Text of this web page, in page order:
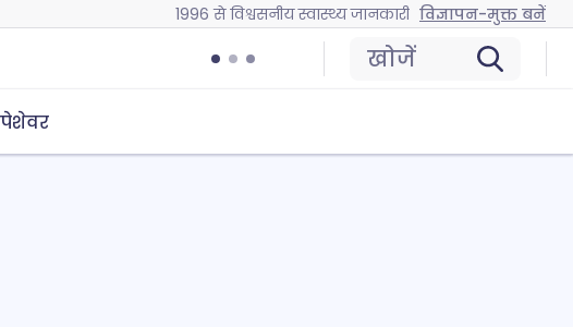
1996 से विश्वसनीय स्वास्थ्य जानकारी विज्ञापन-मुक्त बनें
खोजें
पेशेवर